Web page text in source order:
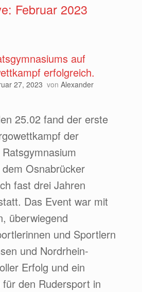
Februar 2023
auf
erfolgreich.
27, 2023 von Alexander
25.02 fand der erste
der
Osnabrücker
fast drei Jahren
Das Event war mit
überwiegend
und Sportlern
und Nordrhein-
Erfolg und ein
den Rudersport in